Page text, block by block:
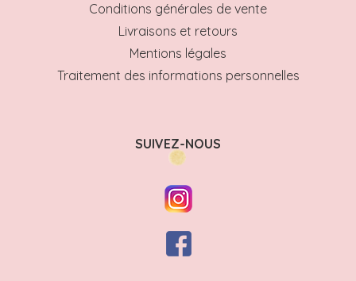
Conditions générales de vente
Livraisons et retours
Mentions légales
Traitement des informations personnelles
SUIVEZ-NOUS